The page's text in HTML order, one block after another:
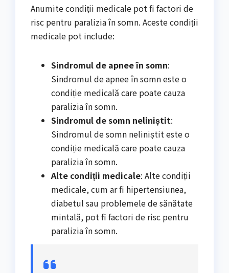
Anumite condiții medicale pot fi factori de
risc pentru paralizia în somn. Aceste condiții
medicale pot include:
Sindromul de apnee în somn:
Sindromul de apnee în somn este o
condiție medicală care poate cauza
paralizia în somn.
Sindromul de somn neliniștit:
Sindromul de somn neliniștit este o
condiție medicală care poate cauza
paralizia în somn.
Alte condiții medicale: Alte condiții
medicale, cum ar fi hipertensiunea,
diabetul sau problemele de sănătate
mintală, pot fi factori de risc pentru
paralizia în somn.